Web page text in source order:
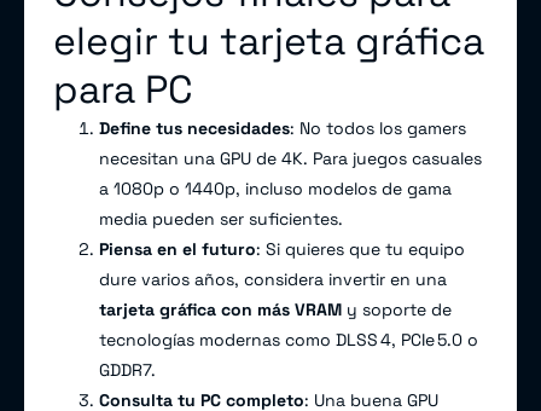
elegir tu tarjeta gráfica
para PC
Define tus necesidades: No todos los gamers
necesitan una GPU de 4K. Para juegos casuales
a 1080p o 1440p, incluso modelos de gama
media pueden ser suficientes.
Piensa en el futuro: Si quieres que tu equipo
dure varios años, considera invertir en una
tarjeta gráfica con más VRAMy soporte de
tecnologías modernas como DLSS 4, PCIe 5.0 o
GDDR7.
Consulta tu PC completo: Una buena GPU